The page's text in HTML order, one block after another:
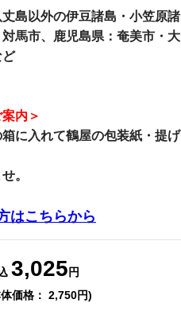
島以外の伊豆諸島・小笠原諸
馬市、鹿児島県：奄美市・大
ど
内＞
に入れて鶴屋の包装紙・提げ
。
はこちらから
3,025 円
価格： 2,750円)